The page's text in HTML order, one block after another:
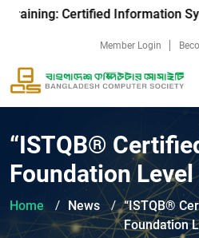
Certified Information
Member Login
“ISTQB®
Foundation
Home News
“ISTQB®
Foundation